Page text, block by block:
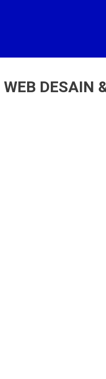
WEB DESAIN